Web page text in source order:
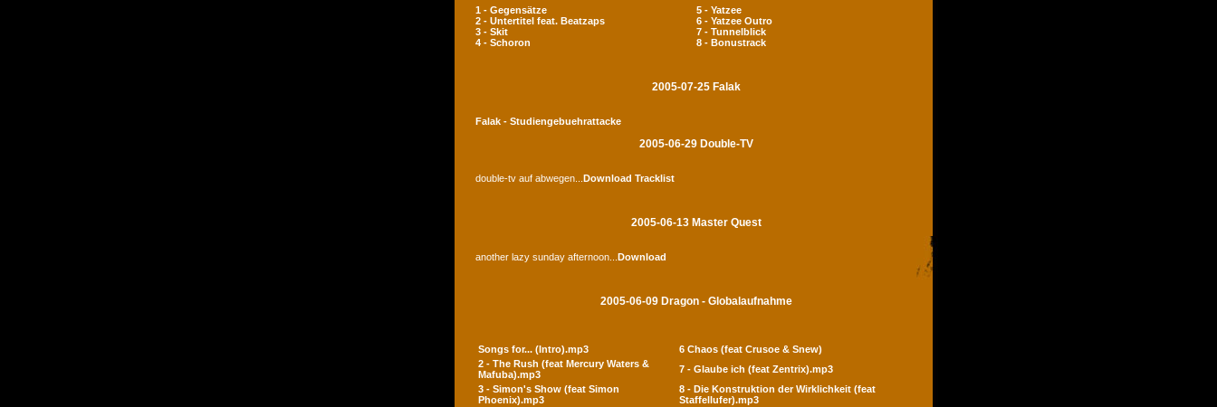
1 - Gegensätze
5 - Yatzee
2 - Untertitel feat. Beatzaps
6 - Yatzee Outro
3 - Skit
7 - Tunnelblick
4 - Schoron
8 - Bonustrack
2005-07-25 Falak
Falak - Studiengebuehrattacke
2005-06-29 Double-TV
double-tv auf abwegen... Download Tracklist
2005-06-13 Master Quest
another lazy sunday afternoon... Download
2005-06-09 Dragon - Globalaufnahme
Songs for... (Intro).mp3
6 Chaos (feat Crusoe & Snew)
2 - The Rush (feat Mercury Waters &
Mafuba).mp3
7 - Glaube ich (feat Zentrix).mp3
3 - Simon's Show (feat Simon
Phoenix).mp3
8 - Die Konstruktion der Wirklichkeit (feat
Staffellufer).mp3